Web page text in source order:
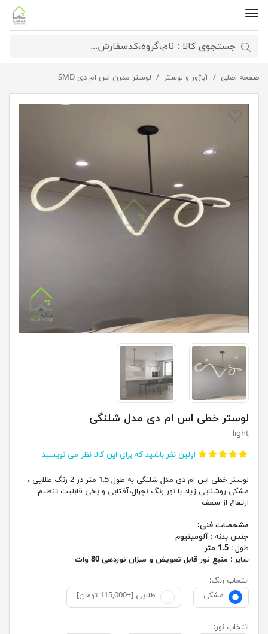
صفحه اصلی آباژور و لوستر لوستر مدرن اس ام دی SMDلوستر خطی اس ام دی مدل شلنگی
لوستر خطی اس ام دی مدل شلنگی
light
اولین نفر باشید که برای این کالا نظر می نویسید
لوستر خطی اس ام دی مدل شلنگی به طول 1.5 متر در 2 رنگ طلایی ،
مشکی روشنایی زیاد با نور رنگ نچرال،آفتابی و یخی قابلیت تنظیم
ارتفاع از سقف
______
مشخصات فنی:
جنس بدنه :آلومینیوم
طول : 1.5 متر
سایر : منبع نور قابل تعویض و میزان نوردهی 80 وات
انتخاب رنگ:
مشکی
طلایی [+115,000 تومان]
انتخاب نور: